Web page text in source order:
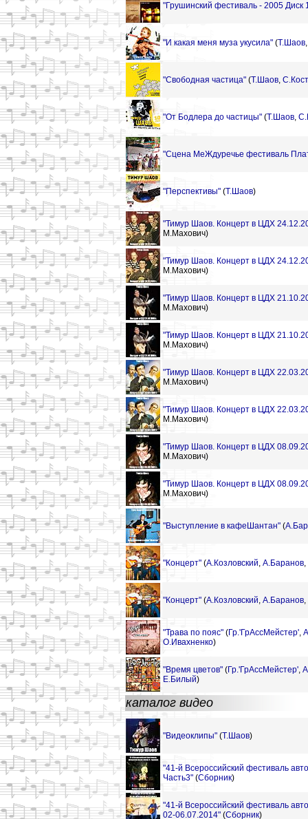
"Грушинский фестиваль - 2005 Диск
"И какая меня муза укусила" (Т.Шаов
"Свободная частица" (Т.Шаов,
"От Бодлера до частицы" (Т.Шаов,
"Сцена МеЖдуречье фестиваль
"Перспективы" (Т.Шаов)
"Тимур Шаов. Концерт в ЦДХ
М.Махович)
"Тимур Шаов. Концерт в ЦДХ
М.Махович)
"Тимур Шаов. Концерт в ЦДХ
М.Махович)
"Тимур Шаов. Концерт в ЦДХ
М.Махович)
"Тимур Шаов. Концерт в ЦДХ
М.Махович)
"Тимур Шаов. Концерт в ЦДХ
М.Махович)
"Тимур Шаов. Концерт в ЦДХ
М.Махович)
"Тимур Шаов. Концерт в ЦДХ
М.Махович)
"Выступление в кафеШантан" (
"Концерт" (А.Козловский, А.Баранов,
"Концерт" (А.Козловский, А.Баранов,
"Трава по пояс" (Гр.'ГрАссМейстер',
О.Ивахненко)
"Время цветов" (Гр.'ГрАссМейстер',
Е.Билый)
каталог видео
"Видеоклипы" (Т.Шаов)
"41-й Всероссийский фестиваль
Часть3" (Сборник)
"41-й Всероссийский фестиваль
02-06.07.2014" (Сборник)